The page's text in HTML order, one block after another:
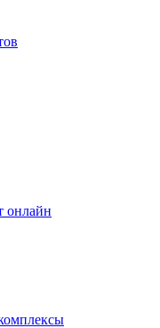
онлайн